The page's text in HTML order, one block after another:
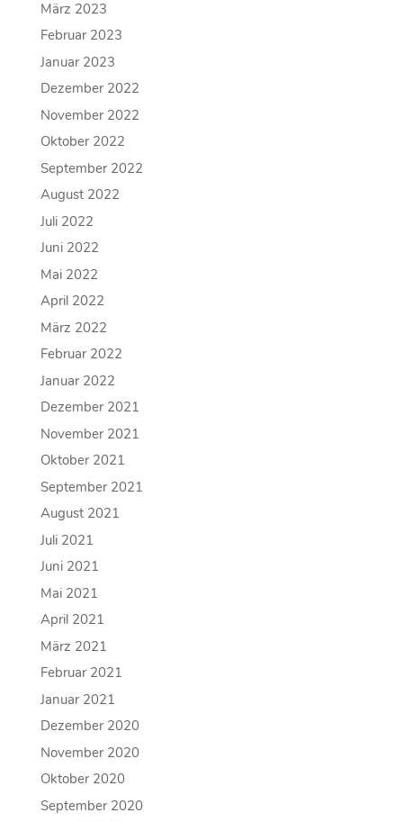
März 2023
Februar 2023
Januar 2023
Dezember 2022
November 2022
Oktober 2022
September 2022
August 2022
Juli 2022
Juni 2022
Mai 2022
April 2022
März 2022
Februar 2022
Januar 2022
Dezember 2021
November 2021
Oktober 2021
September 2021
August 2021
Juli 2021
Juni 2021
Mai 2021
April 2021
März 2021
Februar 2021
Januar 2021
Dezember 2020
November 2020
Oktober 2020
September 2020